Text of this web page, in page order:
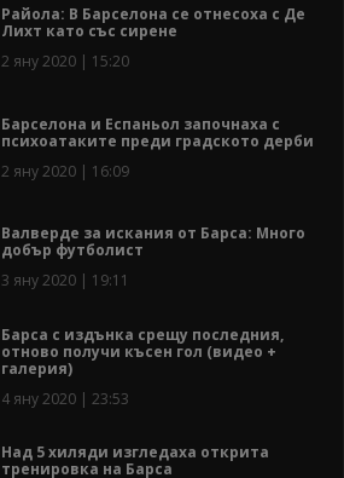
Райола: В Барселона се отнесоха с Де
Лихт като със сирене
2 яну 2020 | 15:20
Барселона и Еспаньол започнаха с
психоатаките преди градското дерби
2 яну 2020 | 16:09
Валверде за искания от Барса: Много
добър футболист
3 яну 2020 | 19:11
Барса с издънка срещу последния,
отново получи късен гол (видео +
галерия)
4 яну 2020 | 23:53
Над 5 хиляди изгледаха открита
тренировка на Барса